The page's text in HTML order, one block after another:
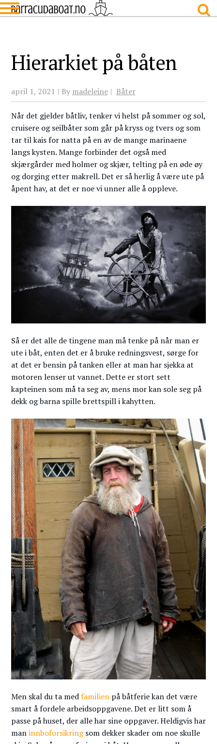
Skip
to
Skip
to
Hierarkiet på båten
april 1, 2021 By madeleine Båter
Når det gjelder båtliv, tenker vi helst på sommer og sol,
cruisere og seilbåter som går på kryss og tvers og som
tar til kais for natta på en av de mange marinaene
langs kysten. Mange forbinder det også med
skjærgårder med holmer og skjær, telting på en øde øy
og dorging etter makrell. Det er så herlig å være ute på
åpent hav, at det er noe vi unner alle å oppleve.
Så er det alle de tingene man må tenke på når man er
ute i båt, enten det er å bruke redningsvest, sørge for
at det er bensin på tanken eller at man har sjekka at
motoren lenser ut vannet. Dette er stort sett
kapteinen som må ta seg av, mens mor kan sole seg på
dekk og barna spille brettspill i kahytten.
Men skal du ta medfamilienpå båtferie kan det være
smart å fordele arbeidsoppgavene. Det er litt som å
passe på huset, der alle har sine oppgaver. Heldigvis har
maninnboforsikringsom dekker skader om noe skulle